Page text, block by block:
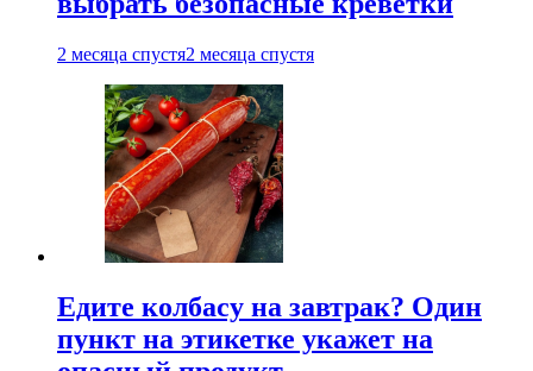
2 месяца спустя2 месяца спустя
Едите колбасу на завтрак? Один
пункт на этикетке укажет на